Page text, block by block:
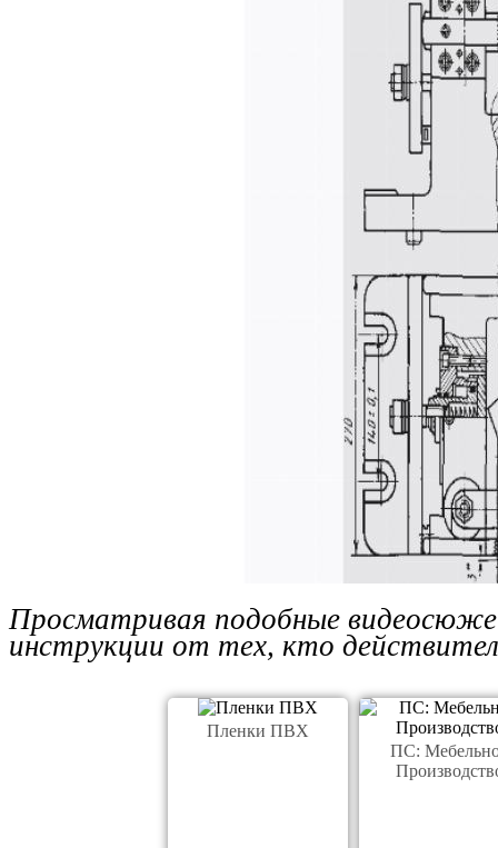
Просматривая подобные
инструкции от тех, кто
Пленки ПВХ
ПС: